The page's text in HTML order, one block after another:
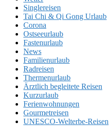
Singlereisen
Tai Chi & Qi Gong Urlaub
Corona
Ostseeurlaub
Fastenurlaub
News
Familienurlaub
Radreisen
Thermenurlaub
Ärztlich begleitete Reisen
Kurzurlaub
Ferienwohnungen
Gourmetreisen
UNESCO-Welterbe-Reisen